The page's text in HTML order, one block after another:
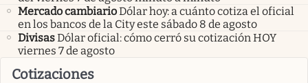
Mercado cambiarioDólar hoy: a cuánto cotiza el oficial
en los bancos de la City este sábado 8 de agosto
DivisasDólar oficial: cómo cerró su cotización HOY
viernes 7 de agosto
Cotizaciones